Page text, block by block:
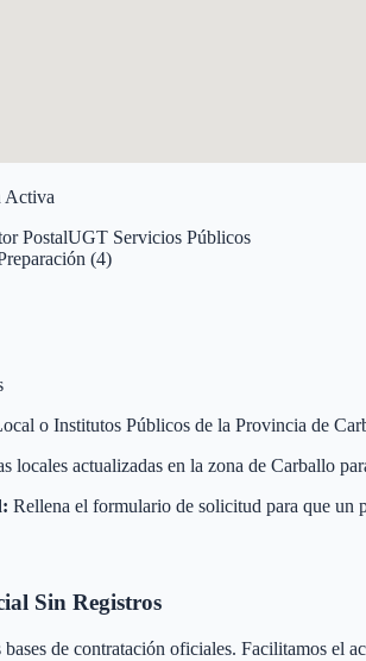
Activa
PostalUGT Servicios Públicos
(4)
o Institutos Públicos de la Provincia de
locales actualizadas en la zona de Carballo
Rellena el formulario de solicitud para que un
Sin Registros
bases de contratación oficiales. Facilitamos el